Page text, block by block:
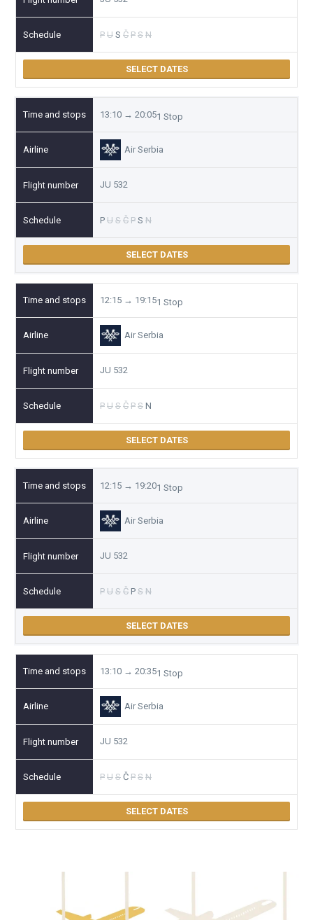
P U S Č P S N
SELECT DATES
13:10 → 20:051 Stop
Air Serbia
JU 532
P U S Č P S N
SELECT DATES
12:15 → 19:151 Stop
Air Serbia
JU 532
P U S Č P S N
SELECT DATES
12:15 → 19:201 Stop
Air Serbia
JU 532
P U S Č P S N
SELECT DATES
13:10 → 20:351 Stop
Air Serbia
JU 532
P U S Č P S N
SELECT DATES